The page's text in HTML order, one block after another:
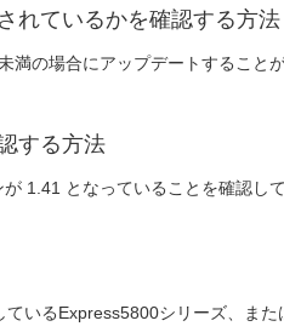
れているかを確認する方法
の場合にアップデートすることが
する方法
1.41 となっていることを確認して
いるExpress5800シリーズ、また